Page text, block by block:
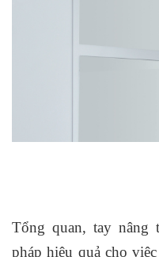
Tổng quan, tay nâng
pháp hiệu quả cho